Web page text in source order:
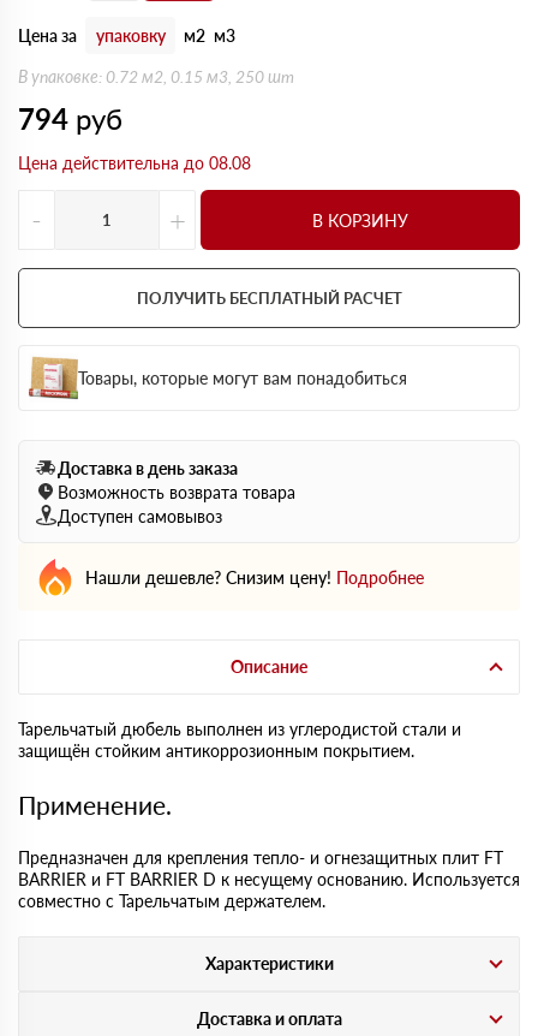
Цена за упаковку м2 м3
В упаковке: 0.72 м2, 0.15 м3, 250 шт
794 руб
Цена действительна до 08.08
- + В КОРЗИНУ
ПОЛУЧИТЬ БЕСПЛАТНЫЙ РАСЧЕТ
Товары, которые могут вам понадобиться
Доставка в день заказа
Возможность возврата товара
Доступен самовывоз
Нашли дешевле? Снизим цену! Подробнее
Описание
Тарельчатый дюбель выполнен из углеродистой стали и
защищён стойким антикоррозионным покрытием.
Применение.
Предназначен для крепления тепло- и огнезащитных плит FT
BARRIER и FT BARRIER D к несущему основанию. Используется
совместно с Тарельчатым держателем.
Характеристики
Доставка и оплата